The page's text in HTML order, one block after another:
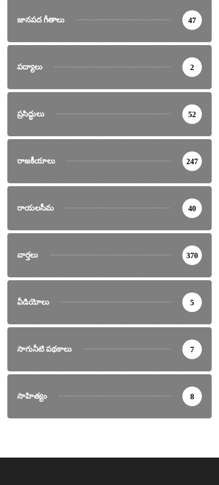
జానపద గీతాలు 47
పద్యాలు 2
ప్రసిద్ధులు 52
రాజకీయాలు 247
రాయలసీమ 40
వార్తలు 370
వీడియోలు 5
సాగునీటి పథకాలు 7
సాహిత్యం 8